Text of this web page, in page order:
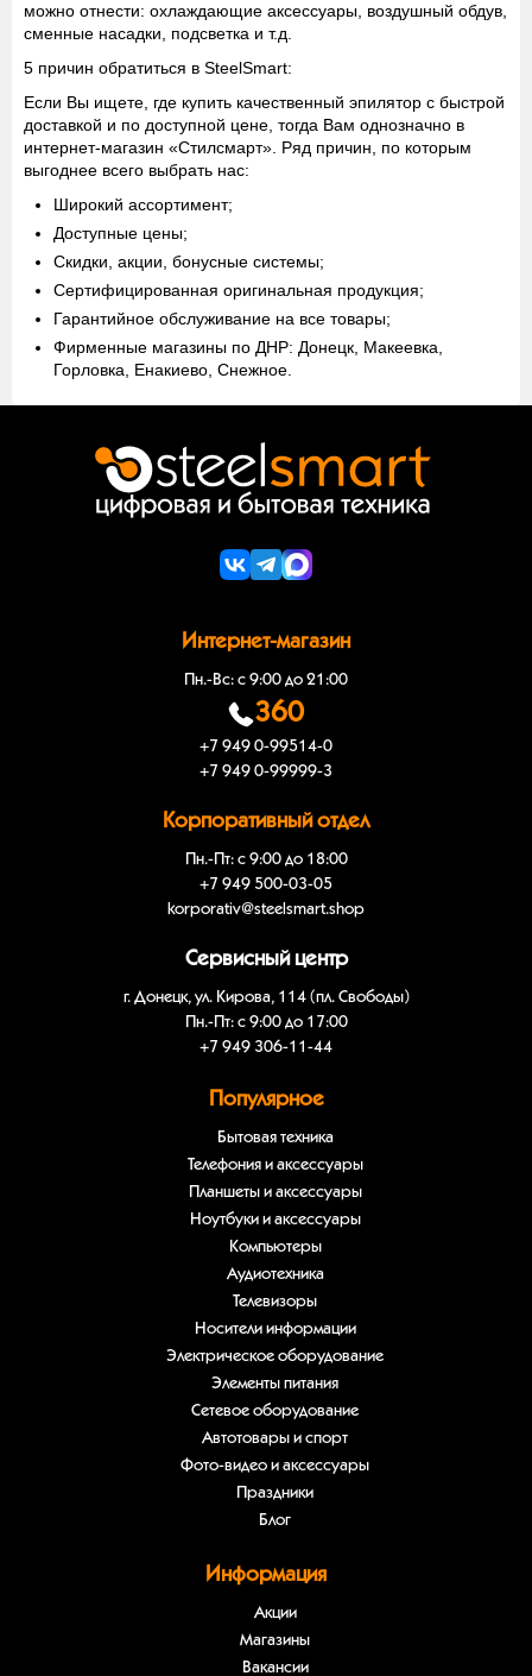
можно отнести: охлаждающие аксессуары, воздушный обдув,
сменные насадки, подсветка и т.д.
5 причин обратиться в SteelSmart:
Если Вы ищете, где купить качественный эпилятор с быстрой
доставкой и по доступной цене, тогда Вам однозначно в
интернет-магазин «Стилсмарт». Ряд причин, по которым
выгоднее всего выбрать нас:
Широкий ассортимент;
Доступные цены;
Скидки, акции, бонусные системы;
Сертифицированная оригинальная продукция;
Гарантийное обслуживание на все товары;
Фирменные магазины по ДНР: Донецк, Макеевка,
Горловка, Енакиево, Снежное.
Интернет-магазин
Пн.-Вс: с 9:00 до 21:00
360
+7 949 0-99514-0
+7 949 0-99999-3
Корпоративный отдел
Пн.-Пт: с 9:00 до 18:00
+7 949 500-03-05
korporativ@steelsmart.shop
Сервисный центр
г. Донецк, ул. Кирова, 114 (пл. Свободы)
Пн.-Пт: с 9:00 до 17:00
+7 949 306-11-44
Популярное
Бытовая техника
Телефония и аксессуары
Планшеты и аксессуары
Ноутбуки и аксессуары
Компьютеры
Аудиотехника
Телевизоры
Носители информации
Электрическое оборудование
Элементы питания
Сетевое оборудование
Автотовары и спорт
Фото-видео и аксессуары
Праздники
Блог
Информация
Акции
Магазины
Вакансии